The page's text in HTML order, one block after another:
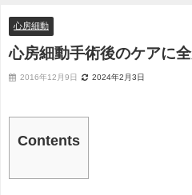
心房細動
心房細動手術後のケアに
2016年12月9日 2024年2月3日
Contents